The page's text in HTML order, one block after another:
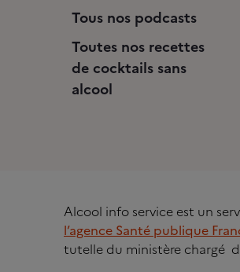
Tous nos podcasts
Toutes nos recettes
de cocktails sans
alcool
Alcool info service est un
l’agence Santé publique
tutelle du ministère chargé